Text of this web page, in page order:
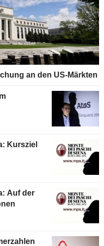
an den US-Märkten
Kursziel
Auf der